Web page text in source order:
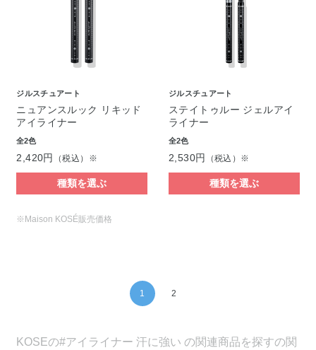
ジルスチュアート
ニュアンスルック リキッド
アイライナー
全2色
2,420円 （税込）※
種類を選ぶ
ジルスチュアート
ステイトゥルー ジェルアイ
ライナー
全2色
2,530円 （税込）※
種類を選ぶ
※Maison KOSÉ販売価格
1 2
KOSEの#アイライナー 汗に強い の関連商品を探すの関